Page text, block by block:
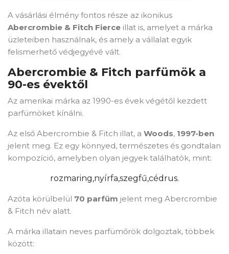
A vásárlási élmény fontos része az ikonikus
Abercrombie & Fitch Fierce illat is, amelyet a márka
üzleteiben használnak, és amely a vállalat egyik
felismerhető védjegyévé vált.
Abercrombie & Fitch parfümök a
90-es évektől
Az amerikai márka az 1990-es évek végétől kezdett
parfümöket kínálni.
Az első Abercrombie & Fitch illat, a Woods, 1997-ben
jelent meg. Ez egy könnyed, természetes és gondtalan
kompozíció, amelyben olyan jegyek találhatók, mint:
rozmaring,nyírfa,szegfű,cédrus.
Azóta körülbelül 70 parfüm jelent meg Abercrombie
& Fitch név alatt.
A márka illatain neves parfümőrök dolgoztak, többek
között: